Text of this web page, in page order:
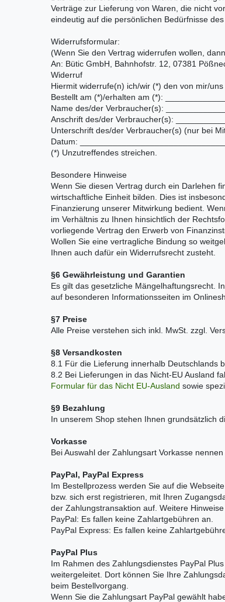
Verträge zur Lieferung von Waren, die nicht
eindeutig auf die persönlichen Bedürfnisse
Widerrufsformular:
(Wenn Sie den Vertrag widerrufen wollen,
An: Bütic GmbH, Bahnhofstr. 12, 07381
Widerruf
Hiermit widerrufe(n) ich/wir (*) den von mir/
Bestellt am (*)/erhalten am (*):
Name des/der Verbraucher(s):
Anschrift des/der Verbraucher(s):
Unterschrift des/der Verbraucher(s) (nur bei
Datum:
(*) Unzutreffendes streichen.
Besondere Hinweise
Wenn Sie diesen Vertrag durch ein Darlehen
wirtschaftliche Einheit bilden. Dies ist
Finanzierung unserer Mitwirkung bedient.
im Verhältnis zu Ihnen hinsichtlich der
vorliegende Vertrag den Erwerb von
Wollen Sie eine vertragliche Bindung so
Ihnen auch dafür ein Widerrufsrecht zusteht.
§6 Gewährleistung und Garantien
Es gilt das gesetzliche Mängelhaftungsrecht.
auf besonderen Informationsseiten im
§7 Preise
Alle Preise verstehen sich inkl. MwSt. zzgl.
§8 Versandkosten
8.1 Für die Lieferung innerhalb Deutschlands
8.2 Bei Lieferungen in das Nicht-EU Ausland
Formular für das Nicht EU-Ausland sowie
§9 Bezahlung
In unserem Shop stehen Ihnen grundsätzlich
Vorkasse
Bei Auswahl der Zahlungsart Vorkasse
PayPal, PayPal Express
Im Bestellprozess werden Sie auf die
bzw. sich erst registrieren, mit Ihren
der Zahlungstransaktion auf. Weitere
PayPal: Es fallen keine Zahlartgebühren an.
PayPal Express: Es fallen keine
PayPal Plus
Im Rahmen des Zahlungsdienstes PayPal
weitergeleitet. Dort können Sie Ihre
beim Bestellvorgang.
Wenn Sie die Zahlungsart PayPal gewählt